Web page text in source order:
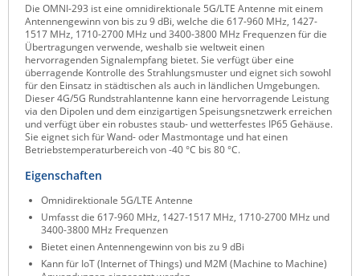
Raritan
Riello UPS
Server Technology
Siretta
SIRIO Antenne
Sunbird
Tactical Software
TEKTELIC
Teltonika
Unwired Networks
Die OMNI-293 ist eine omnidirektionale 5G/LTE Antenne mit einem
Antennengewinn von bis zu 9 dBi, welche die 617-960 MHz, 1427-
1517 MHz, 1710-2700 MHz und 3400-3800 MHz Frequenzen für die
Übertragungen verwende, weshalb sie weltweit einen
hervorragenden Signalempfang bietet. Sie verfügt über eine
überragende Kontrolle des Strahlungsmuster und eignet sich sowohl
für den Einsatz in städtischen als auch in ländlichen Umgebungen.
Dieser 4G/5G Rundstrahlantenne kann eine hervorragende Leistung
via den Dipolen und dem einzigartigen Speisungsnetzwerk erreichen
und verfügt über ein robustes staub- und wetterfestes IP65 Gehäuse.
Sie eignet sich für Wand- oder Mastmontage und hat einen
Betriebstemperaturbereich von -40 °C bis 80 °C.
Eigenschaften
Omnidirektionale 5G/LTE Antenne
Umfasst die 617-960 MHz, 1427-1517 MHz, 1710-2700 MHz und
3400-3800 MHz Frequenzen
Bietet einen Antennengewinn von bis zu 9 dBi
Kann für IoT (Internet of Things) und M2M (Machine to Machine)